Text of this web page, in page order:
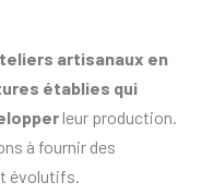
artisanaux en
établies qui
leur production.
à fournir des
évolutifs.